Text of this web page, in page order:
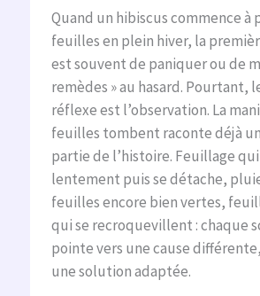
Quand un hibiscus commence à
feuilles en plein hiver, la
est souvent de paniquer ou de
remèdes » au hasard. Pourtant,
réflexe est l’observation. La
feuilles tombent raconte déjà
partie de l’histoire. Feuillage
lentement puis se détache,
feuilles encore bien vertes,
qui se recroquevillent : chaque
pointe vers une cause
une solution adaptée.